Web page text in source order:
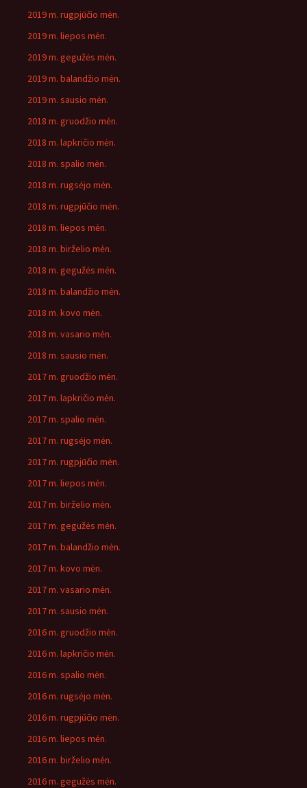
2019 m. rugpjūčio mėn.
2019 m. liepos mėn.
2019 m. gegužės mėn.
2019 m. balandžio mėn.
2019 m. sausio mėn.
2018 m. gruodžio mėn.
2018 m. lapkričio mėn.
2018 m. spalio mėn.
2018 m. rugsėjo mėn.
2018 m. rugpjūčio mėn.
2018 m. liepos mėn.
2018 m. birželio mėn.
2018 m. gegužės mėn.
2018 m. balandžio mėn.
2018 m. kovo mėn.
2018 m. vasario mėn.
2018 m. sausio mėn.
2017 m. gruodžio mėn.
2017 m. lapkričio mėn.
2017 m. spalio mėn.
2017 m. rugsėjo mėn.
2017 m. rugpjūčio mėn.
2017 m. liepos mėn.
2017 m. birželio mėn.
2017 m. gegužės mėn.
2017 m. balandžio mėn.
2017 m. kovo mėn.
2017 m. vasario mėn.
2017 m. sausio mėn.
2016 m. gruodžio mėn.
2016 m. lapkričio mėn.
2016 m. spalio mėn.
2016 m. rugsėjo mėn.
2016 m. rugpjūčio mėn.
2016 m. liepos mėn.
2016 m. birželio mėn.
2016 m. gegužės mėn.